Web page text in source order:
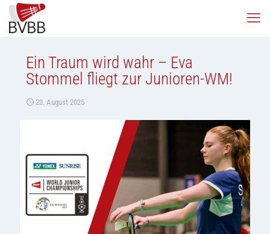
Ein Traum wird wahr – Eva
Stommel fliegt zur Junioren-WM!
23. August 2025